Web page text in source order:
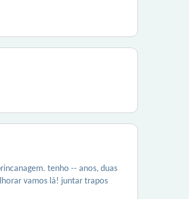
tenho -- anos, duas
vamos lá! juntar trapos